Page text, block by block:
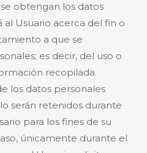
obtengan los datos
al Usuario acerca del fin o
a que se
es decir, del uso o
recopilada.
los datos personales
serán retenidos durante
para los fines de su
únicamente durante el